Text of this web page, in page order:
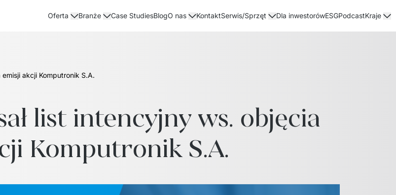
Oferta Branże Case StudiesBlogO nas KontaktSerwis/Sprzęt Dla inwestorówESGPodcastKraje
akcji Komputronik S.A.
list intencyjny ws. objęcia
Komputronik S.A.